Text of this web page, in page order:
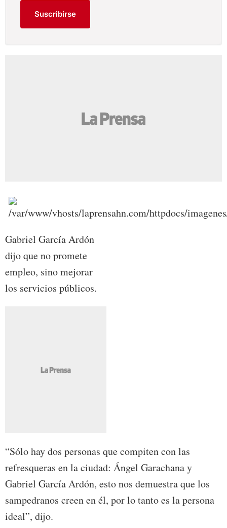
Suscribirse
Gabriel García Ardón
dijo que no promete
empleo, sino mejorar
los servicios públicos.
“Sólo hay dos personas que compiten con las
refresqueras en la ciudad: Ángel Garachana y
Gabriel García Ardón, esto nos demuestra que los
sampedranos creen en él, por lo tanto es la persona
ideal”, dijo.